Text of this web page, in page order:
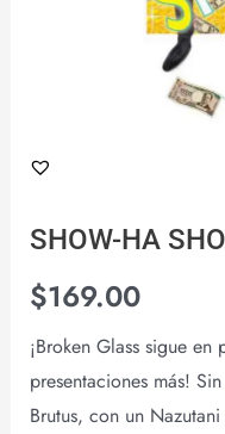
SHOW-HA
$169.00
¡Broken Glass sigue
presentaciones más!
Brutus, con un